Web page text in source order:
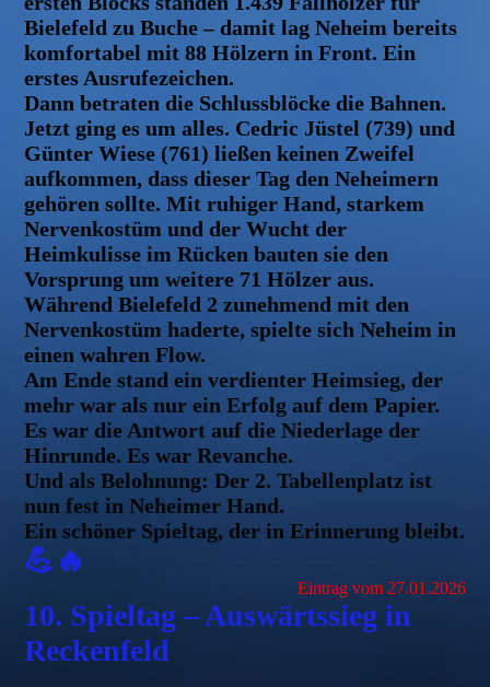
Bielefeld zu Buche – damit lag Neheim bereits
komfortabel mit 88 Hölzern in Front. Ein
erstes Ausrufezeichen.
Dann betraten die Schlussblöcke die Bahnen.
Jetzt ging es um alles. Cedric Jüstel (739) und
Günter Wiese (761) ließen keinen Zweifel
aufkommen, dass dieser Tag den Neheimern
gehören sollte. Mit ruhiger Hand, starkem
Nervenkostüm und der Wucht der
Heimkulisse im Rücken bauten sie den
Vorsprung um weitere 71 Hölzer aus.
Während Bielefeld 2 zunehmend mit den
Nervenkostüm haderte, spielte sich Neheim in
einen wahren Flow.
Am Ende stand ein verdienter Heimsieg, der
mehr war als nur ein Erfolg auf dem Papier.
Es war die Antwort auf die Niederlage der
Hinrunde. Es war Revanche.
Und als Belohnung: Der 2. Tabellenplatz ist
nun fest in Neheimer Hand.
Ein schöner Spieltag, der in Erinnerung bleibt.
💪🔥
Eintrag vom 27.01.2026
10. Spieltag – Auswärtssieg in
Reckenfeld